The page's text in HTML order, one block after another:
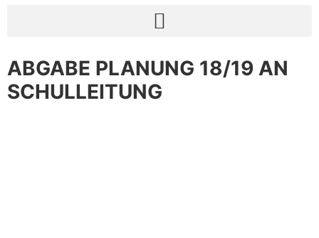
ABGABE PLANUNG 18/19 AN
SCHULLEITUNG